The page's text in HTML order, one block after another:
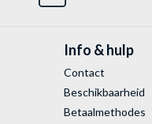
Info & hulp
Contact
Beschikbaarheid
Betaalmethodes